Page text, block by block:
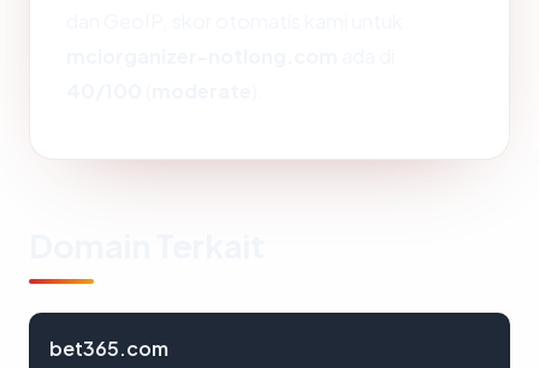
bet365.com